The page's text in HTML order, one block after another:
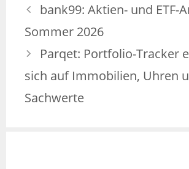
bank99: Aktien- und ETF-
Sommer 2026
Parqet: Portfolio-Tracker
sich auf Immobilien, Uhren
Sachwerte